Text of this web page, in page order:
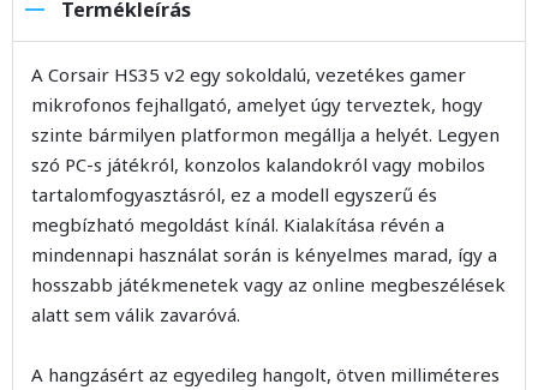
Termékleírás
A Corsair HS35 v2 egy sokoldalú, vezetékes gamer
mikrofonos fejhallgató, amelyet úgy terveztek, hogy
szinte bármilyen platformon megállja a helyét. Legyen
szó PC-s játékról, konzolos kalandokról vagy mobilos
tartalomfogyasztásról, ez a modell egyszerű és
megbízható megoldást kínál. Kialakítása révén a
mindennapi használat során is kényelmes marad, így a
hosszabb játékmenetek vagy az online megbeszélések
alatt sem válik zavaróvá.
A hangzásért az egyedileg hangolt, ötven milliméteres